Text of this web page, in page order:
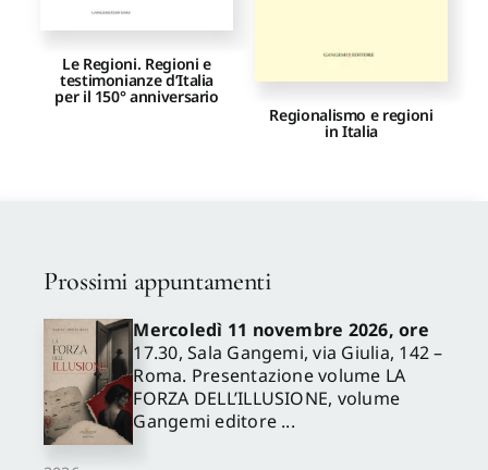
Le Regioni. Regioni e
testimonianze d’Italia
per il 150° anniversario
Regionalismo e regioni
in Italia
Prossimi appuntamenti
Mercoledì 11 novembre 2026, ore
17.30, Sala Gangemi, via Giulia, 142 –
Roma. Presentazione volume LA
FORZA DELL’ILLUSIONE, volume
Gangemi editore ...